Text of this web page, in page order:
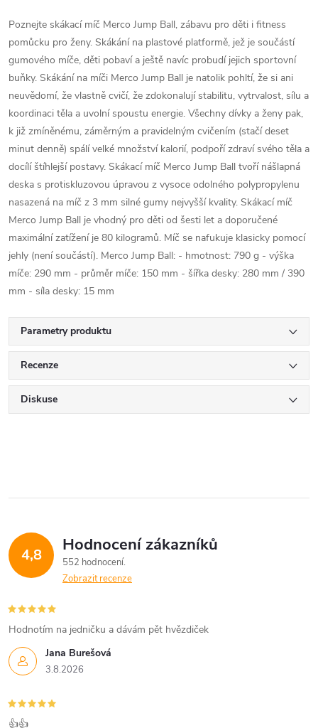
Poznejte skákací míč Merco Jump Ball, zábavu pro děti i fitness
pomůcku pro ženy. Skákání na plastové platformě, jež je součástí
gumového míče, děti pobaví a ještě navíc probudí jejich sportovní
buňky. Skákání na míči Merco Jump Ball je natolik pohltí, že si ani
neuvědomí, že vlastně cvičí, že zdokonalují stabilitu, vytrvalost, sílu a
koordinaci těla a uvolní spoustu energie. Všechny dívky a ženy pak,
k již zmíněnému, záměrným a pravidelným cvičením (stačí deset
minut denně) spálí velké množství kalorií, podpoří zdraví svého těla a
docílí štíhlejší postavy. Skákací míč Merco Jump Ball tvoří nášlapná
deska s protiskluzovou úpravou z vysoce odolného polypropylenu
nasazená na míč z 3 mm silné gumy nejvyšší kvality. Skákací míč
Merco Jump Ball je vhodný pro děti od šesti let a doporučené
maximální zatížení je 80 kilogramů. Míč se nafukuje klasicky pomocí
jehly (není součástí). Merco Jump Ball: - hmotnost: 790 g - výška
míče: 290 mm - průměr míče: 150 mm - šířka desky: 280 mm / 390
mm - síla desky: 15 mm
Parametry produktu
Recenze
Diskuse
4,8 Hodnocení zákazníků
552 hodnocení
Zobrazit recenze
Jana Burešová
3.8.2026
Hodnotím na jedničku a dávám pět hvězdiček
👍👍